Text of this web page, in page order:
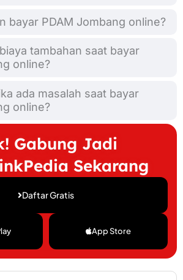
bayar PDAM Jombang online?
tambahan saat bayar
online?
ada masalah saat bayar
online?
Gabung Jadi
Sekarang
Daftar Gratis
App Store